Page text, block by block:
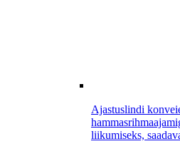
Ajastuslindi
liikumiseks,